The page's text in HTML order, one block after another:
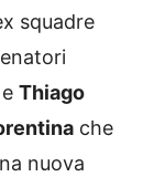
squadre
e Thiago
che
nuova